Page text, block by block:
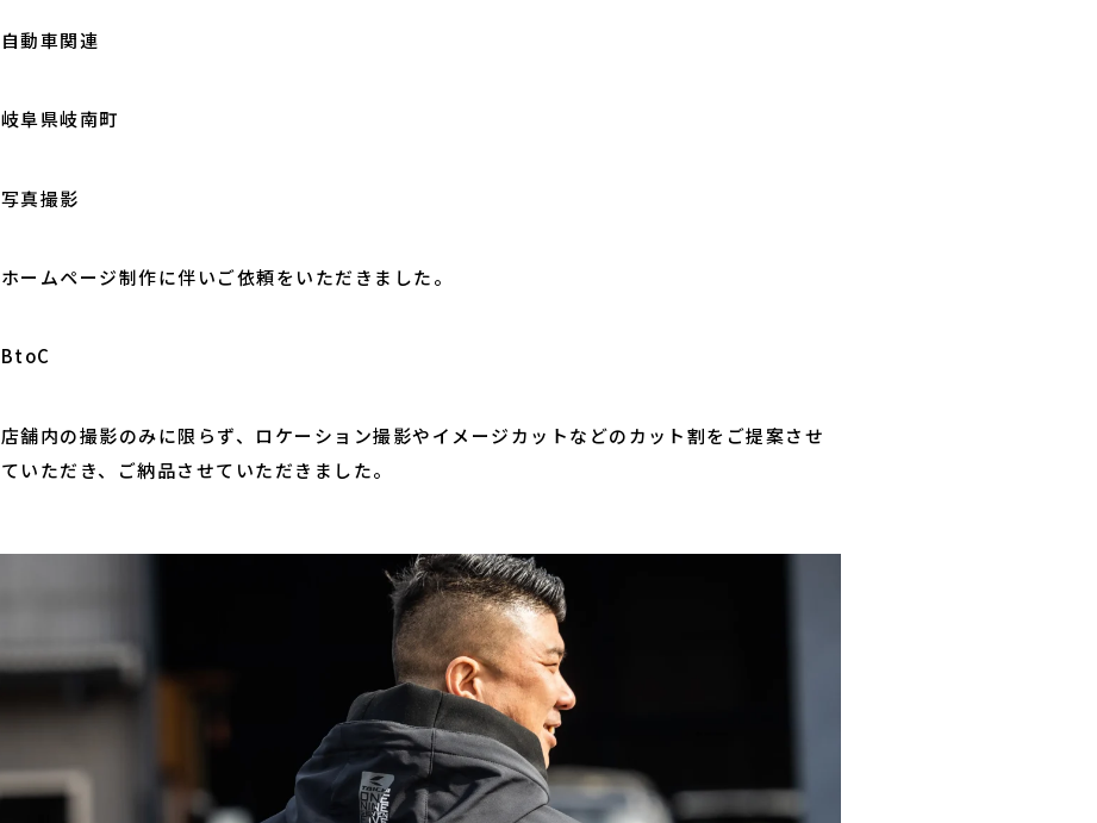
自動車関連
岐阜県岐南町
写真撮影
ホームページ制作に伴いご依頼をいただきました。
BtoC
店舗内の撮影のみに限らず、ロケーション撮影やイメージカットなどのカット割をご提案させ
ていただき、ご納品させていただきました。